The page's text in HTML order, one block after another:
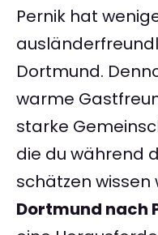
Pernik hat
Dortmund.
warme
starke
die du während
schätzen wissen
Dortmund nach